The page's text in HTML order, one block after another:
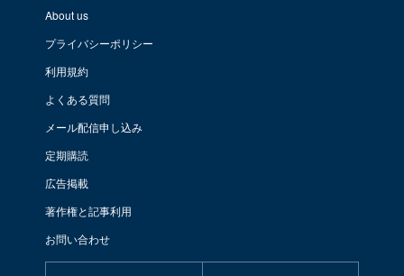
About us
プライバシーポリシー
利用規約
よくある質問
メール配信申し込み
定期購読
広告掲載
著作権と記事利用
お問い合わせ